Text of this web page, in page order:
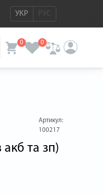
УКР РУС
0 0
Артикул:
100217
та зп)